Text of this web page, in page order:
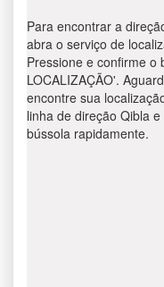
Para encontrar a
abra o serviço de
Pressione e confirme o
LOCALIZAÇÃO'.
encontre sua
linha de direção Qibla
bússola rapidamente.